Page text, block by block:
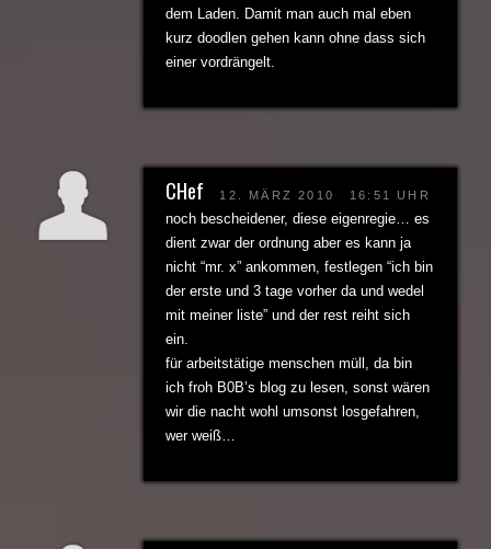
dem Laden. Damit man auch mal eben
kurz doodlen gehen kann ohne dass sich
einer vordrängelt.
CHef 12. MÄRZ 2010 16:51 UHR
noch bescheidener, diese eigenregie… es
dient zwar der ordnung aber es kann ja
nicht “mr. x” ankommen, festlegen “ich bin
der erste und 3 tage vorher da und wedel
mit meiner liste” und der rest reiht sich
ein.
für arbeitstätige menschen müll, da bin
ich froh B0B’s blog zu lesen, sonst wären
wir die nacht wohl umsonst losgefahren,
wer weiß…